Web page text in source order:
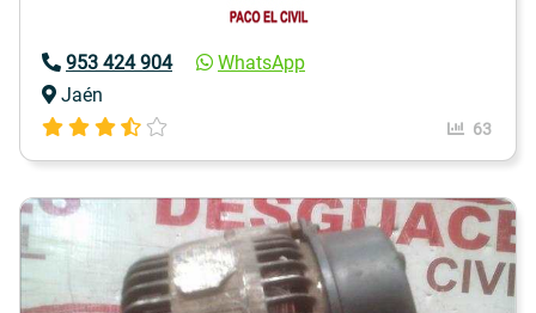
953 424 904
WhatsApp
Jaén
63